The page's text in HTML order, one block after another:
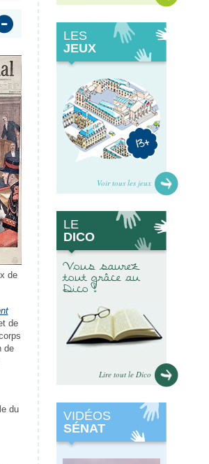
de
de
de
du
LES
JEUX
Voir tous les jeux
LE
DICO
Vous saurez
tout grâce au
Dico !
Lire tout le Dico
VIDÉOS
SÉNAT